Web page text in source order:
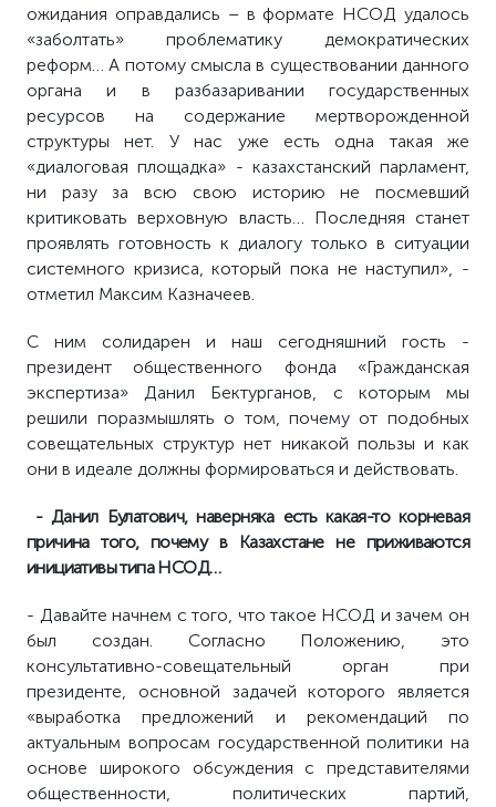
ожидания оправдались – в формате НСОД удалось
«заболтать» проблематику демократических
реформ… А потому смысла в существовании данного
органа и в разбазаривании государственных
ресурсов на содержание мертворожденной
структуры нет. У нас уже есть одна такая же
«диалоговая площадка» - казахстанский парламент,
ни разу за всю свою историю не посмевший
критиковать верховную власть… Последняя станет
проявлять готовность к диалогу только в ситуации
системного кризиса, который пока не наступил», -
отметил Максим Казначеев.
С ним солидарен и наш сегодняшний гость -
президент общественного фонда «Гражданская
экспертиза» Данил Бектурганов, с которым мы
решили поразмышлять о том, почему от подобных
совещательных структур нет никакой пользы и как
они в идеале должны формироваться и действовать.
- Данил Булатович, наверняка есть какая-то корневая
причина того, почему в Казахстане не приживаются
инициативы типа НСОД…
- Давайте начнем с того, что такое НСОД и зачем он
был создан. Согласно Положению, это
консультативно-совещательный орган при
президенте, основной задачей которого является
«выработка предложений и рекомендаций по
актуальным вопросам государственной политики на
основе широкого обсуждения с представителями
общественности, политических партий,